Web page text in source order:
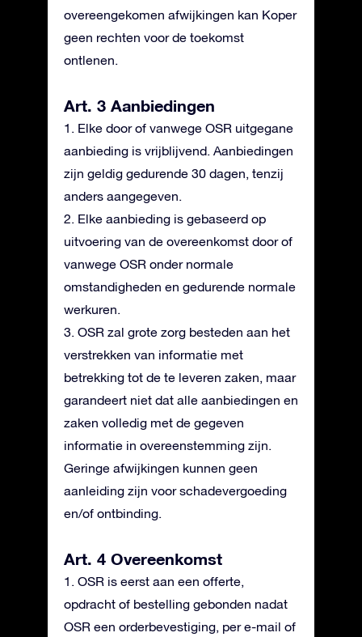
overeengekomen afwijkingen kan Koper
geen rechten voor de toekomst
ontlenen.
Art. 3 Aanbiedingen
1. Elke door of vanwege OSR uitgegane
aanbieding is vrijblijvend. Aanbiedingen
zijn geldig gedurende 30 dagen, tenzij
anders aangegeven.
2. Elke aanbieding is gebaseerd op
uitvoering van de overeenkomst door of
vanwege OSR onder normale
omstandigheden en gedurende normale
werkuren.
3. OSR zal grote zorg besteden aan het
verstrekken van informatie met
betrekking tot de te leveren zaken, maar
garandeert niet dat alle aanbiedingen en
zaken volledig met de gegeven
informatie in overeenstemming zijn.
Geringe afwijkingen kunnen geen
aanleiding zijn voor schadevergoeding
en/of ontbinding.
Art. 4 Overeenkomst
1. OSR is eerst aan een offerte,
opdracht of bestelling gebonden nadat
OSR een orderbevestiging, per e-mail of